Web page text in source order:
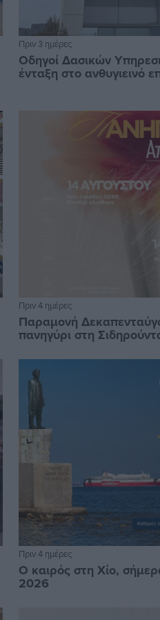
Πριν 3 ημέρες
Οδηγοί Δασικών
ένταξη στο ανθυγιεινό
Πριν 4 ημέρες
Παραμονή
πανηγύρι στη
Πριν 4 ημέρες
Ο καιρός στη Χίο,
2026